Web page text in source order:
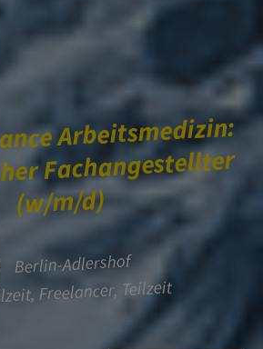
Arbeitsmedizin:
Fachangestellter
(w/m/d)
Berlin-Adlershof
Freelancer, Teilzeit